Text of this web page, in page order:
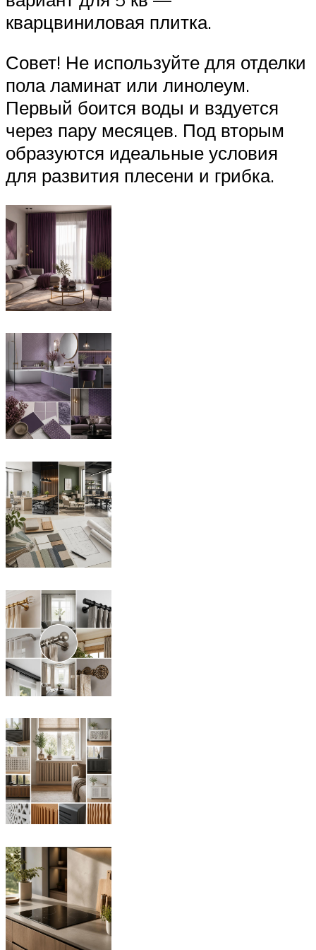
кварцвиниловая плитка.
Совет! Не используйте для отделки
пола ламинат или линолеум.
Первый боится воды и вздуется
через пару месяцев. Под вторым
образуются идеальные условия
для развития плесени и грибка.